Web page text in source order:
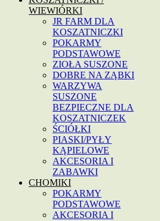
WIEWIÓRKI
JR FARM DLA
KOSZATNICZKI
POKARMY
PODSTAWOWE
ZIOŁA SUSZONE
DOBRE NA ZĄBKI
WARZYWA
SUSZONE
BEZPIECZNE DLA
KOSZATNICZEK
ŚCIÓŁKI
PIASKI/PYŁY
KĄPIELOWE
AKCESORIA I
ZABAWKI
CHOMIKI
POKARMY
PODSTAWOWE
AKCESORIA I